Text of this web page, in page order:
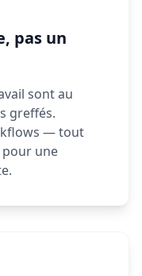
pas un
sont au
greffés.
— tout
une